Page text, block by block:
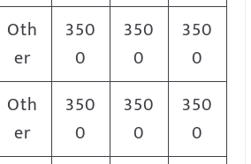
Oth
er
350
0
350
0
350
0
Oth
er
350
0
350
0
350
0